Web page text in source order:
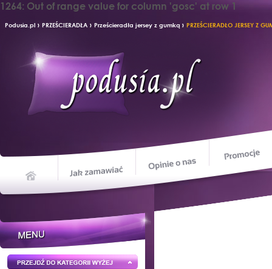
1264: Out of range value for column 'gosc' at row 1
Podusia.pl › PRZEŚCIERADŁA › Prześcieradła jersey z gumką › PRZEŚCIERADŁO JERSEY Z
Jak zamawiać
Opinie o nas